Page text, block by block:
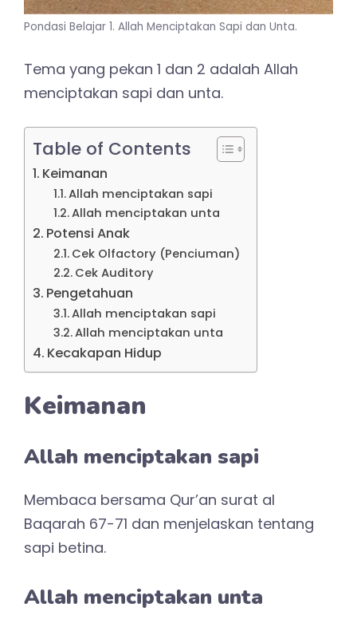
Pondasi Belajar 1. Allah Menciptakan Sapi dan Unta.
Tema yang pekan 1 dan 2 adalah Allah
menciptakan sapi dan unta.
Table of Contents
Keimanan
Allah menciptakan sapi
Allah menciptakan unta
Potensi Anak
Cek Olfactory (Penciuman)
Cek Auditory
Pengetahuan
Allah menciptakan sapi
Allah menciptakan unta
Kecakapan Hidup
Keimanan
Allah menciptakan sapi
Membaca bersama Qur’an surat al
Baqarah 67-71 dan menjelaskan tentang
sapi betina.
Allah menciptakan unta